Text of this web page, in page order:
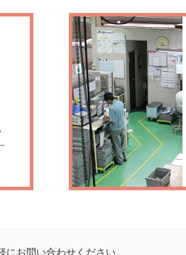
にお問い合わせください。